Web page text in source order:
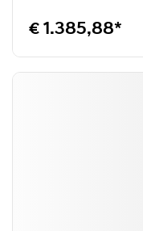
€ 1.385,88*